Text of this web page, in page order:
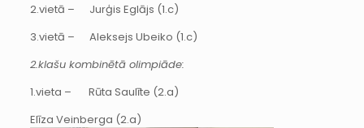
2.vietā – Jurģis Eglājs (1.c)
3.vietā – Aleksejs Ubeiko (1.c)
2.klašu kombinētā olimpiāde:
1.vieta – Rūta Saulīte (2.a)
Elīza Veinberga (2.a)